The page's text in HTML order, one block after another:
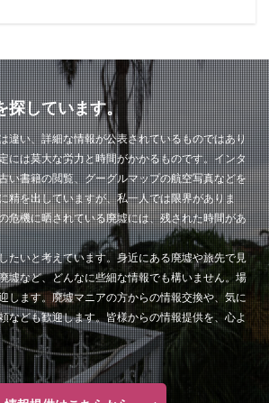
探しています。
違い、詳細な情報が公表されているものではあり
には莫大な労力と時間がかかるものです。インタ
い書籍の閲覧、グーグルマップの航空写真などを
精を出していますが、私一人では限界がありま
危機に晒されている廃墟には、残された時間があ
たいと考えています。身近にある廃墟や旅先で見
墟など、どんなに些細な情報でも構いません。場
します。廃墟マニアの方からの情報交換や、気に
なども歓迎します。皆様からの情報提供を、心よ